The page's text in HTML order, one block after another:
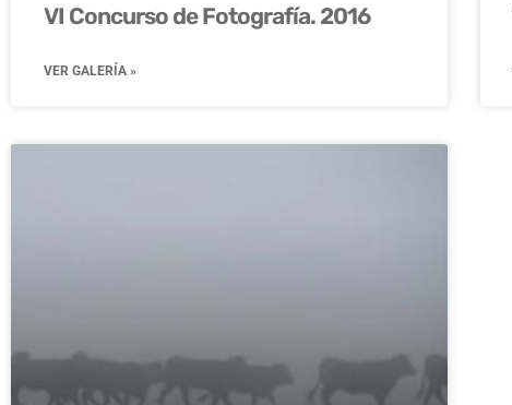
VI Concurso de Fotografía. 2016
VER GALERÍA »